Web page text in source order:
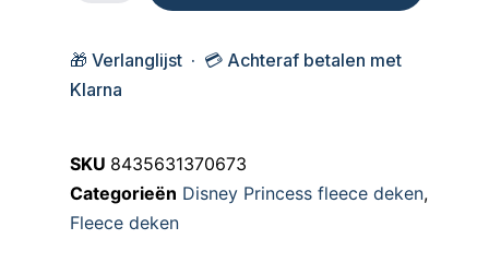
🎁 Verlanglijst · 💳 Achteraf betalen met
Klarna
SKU 8435631370673
Categorieën Disney Princess fleece deken,
Fleece deken